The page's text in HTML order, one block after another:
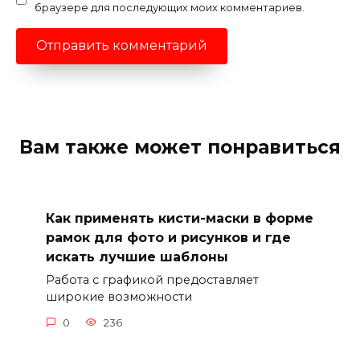
браузере для последующих моих комментариев.
Вам также может понравиться
Как применять кисти-маски в форме
рамок для фото и рисунков и где
искать лучшие шаблоны
Работа с графикой предоставляет
широкие возможности
0 236